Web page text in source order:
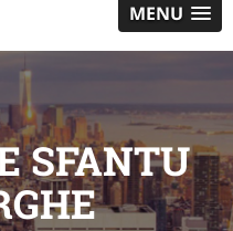
MENU
SFANTU